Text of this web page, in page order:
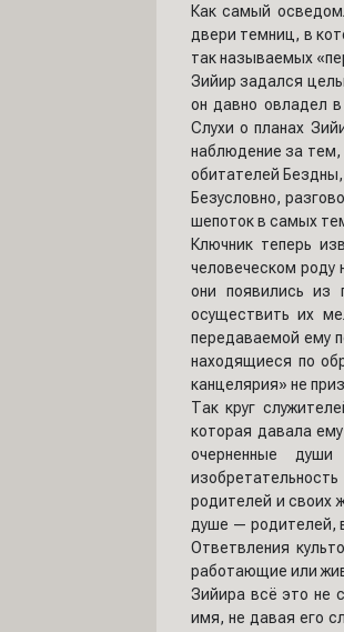
Как самый
двери темниц, в
так называемых
Зийир задался
он давно овладел
Слухи о планах
наблюдение за тем,
обитателей
Безусловно,
шепоток в самых
Ключник теперь
человеческом роду
они появились из
осуществить их
передаваемой ему
находящиеся по
канцелярия» не
Так круг
которая давала
очерненные
родителей и своих
душе — родителей,
Ответвления
работающие или
Зийира всё это не
имя, не давая его